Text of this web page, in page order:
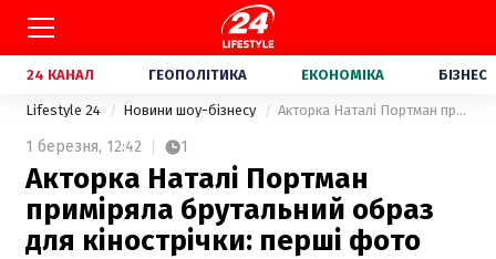
24 КАНАЛ ГЕОПОЛІТИКА ЕКОНОМІКА БІЗНЕС
Lifestyle 24 Новини шоу-бізнесу Акторка Наталі Портман приміряла брутальний образ для кінострічки: перші фото
1 березня, 12:42 1
Акторка Наталі Портман
приміряла брутальний образ
для кінострічки: перші фото